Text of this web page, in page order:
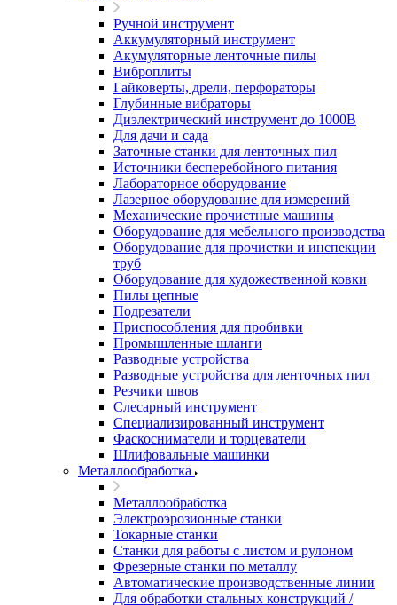
Ручной инструмент
Аккумуляторный инструмент
Акумуляторные ленточные пилы
Виброплиты
Гайковерты, дрели, перфораторы
Глубинные вибраторы
Диэлектрический инструмент до 1000В
Для дачи и сада
Заточные станки для ленточных пил
Источники бесперебойного питания
Лабораторное оборудование
Лазерное оборудование для измерений
Механические прочистные машины
Оборудование для мебельного производства
Оборудование для прочистки и инспекции
труб
Оборудование для художественной ковки
Пилы цепные
Подрезатели
Приспособления для пробивки
Промышленные шланги
Разводные устройства
Разводные устройства для ленточных пил
Резчики швов
Слесарный инструмент
Специализированный инструмент
Фаскосниматели и торцеватели
Шлифовальные машинки
Металлообработка
Металлообработка
Электроэрозионные станки
Токарные станки
Станки для работы с листом и рулоном
Фрезерные станки по металлу
Автоматические производственные линии
Для обработки стальных конструкций /